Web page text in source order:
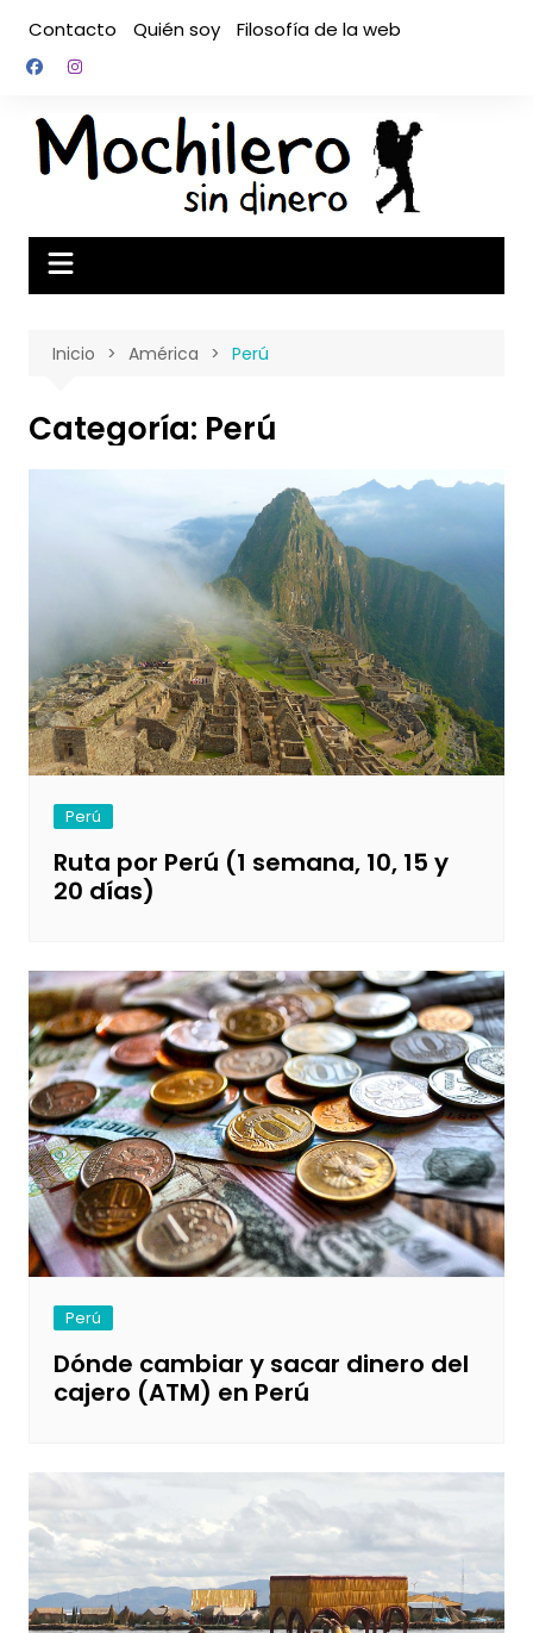
contenido
Contacto Quién soy Filosofía de la web
Inicio América Perú
Categoría: Perú
Perú
Ruta por Perú (1 semana, 10, 15 y
20 días)
Perú
Dónde cambiar y sacar dinero del
cajero (ATM) en Perú